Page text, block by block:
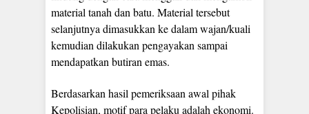
material tanah dan batu. Material tersebut
selanjutnya dimasukkan ke dalam wajan/kuali
kemudian dilakukan pengayakan sampai
mendapatkan butiran emas.
Berdasarkan hasil pemeriksaan awal pihak
Kepolisian, motif para pelaku adalah ekonomi.